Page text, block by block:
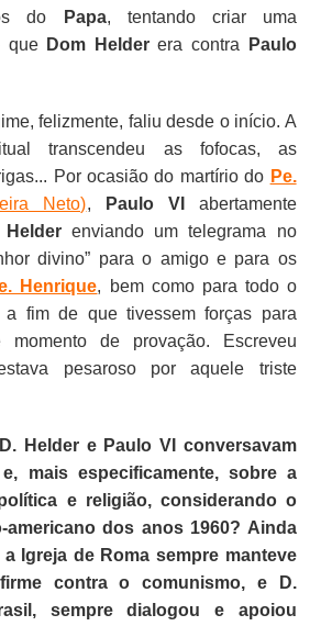
do Papa, tentando criar uma
que Dom Helderera contra
Paulo
felizmente, faliu desde o início. A
transcendeu as fofocas, as
Por ocasião do martírio do Pe.
Neto), Paulo VI
abertamente
Helderenviando um telegrama no
divino” para o amigo e para os
Henrique, bem como para todo o
fim de que tivessem forças para
momento de provação. Escreveu
pesaroso por aquele triste
Helder e Paulo VI conversavam
mais especificamente, sobre a
e religião, considerando o
americano dos anos 1960? Ainda
Igreja de Roma sempre manteve
contra o comunismo, e D.
sempre dialogou e apoiou